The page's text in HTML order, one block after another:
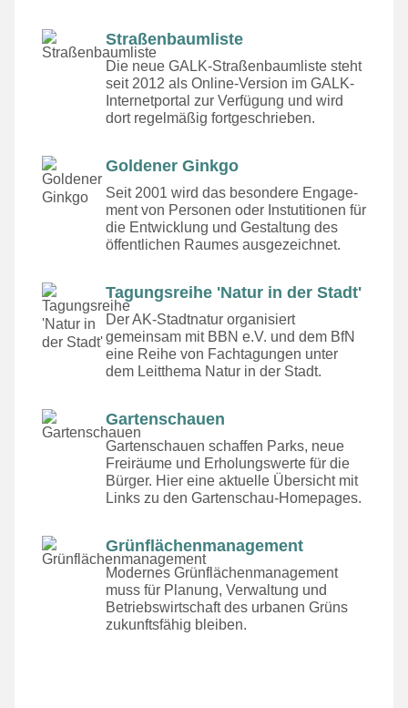
Straßenbaumliste
Die neue GALK-Straßenbaumliste steht
seit 2012 als Online-Version im GALK-
Internetportal zur Verfügung und wird
dort regelmäßig fortgeschrieben.
Goldener Ginkgo
Seit 2001 wird das besondere Engage­
ment von Personen oder Instutitionen für
die Entwicklung und Gestaltung des
öffentlichen Raumes ausgezeichnet.
Tagungsreihe 'Natur in der Stadt'
Der AK-Stadtnatur organisiert
gemeinsam mit BBN e.V. und dem BfN
eine Reihe von Fachtagungen unter
dem Leitthema Natur in der Stadt.
Gartenschauen
Gartenschauen schaffen Parks, neue
Freiräume und Erholungswerte für die
Bürger. Hier eine aktuelle Übersicht mit
Links zu den Gartenschau-Homepages.
Grünflächenmanagement
Modernes Grünflächenmanagement
muss für Planung, Verwaltung und
Betriebswirtschaft des urbanen Grüns
zukunftsfähig bleiben.